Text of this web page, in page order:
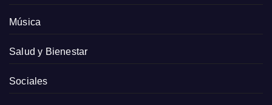
Música
Salud y Bienestar
Sociales